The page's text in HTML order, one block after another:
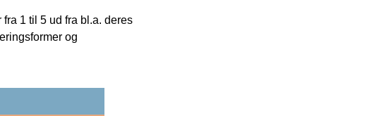
1 til 5 ud fra bl.a. deres
og